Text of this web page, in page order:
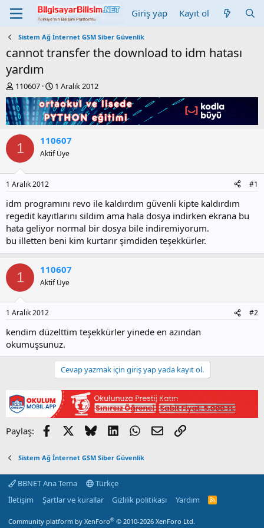
Giriş yap Kayıt ol
Sistem Ağ İnternet GSM Siber Güvenlik
cannot transfer the download to idm hatası
yardım
K
o
n
b
u
y
u
b
a
ş
l
a
t
a
n
110607
B
a
ş
l
a
n
g
a
r
i
1 Aralık 2012
1 110607
Aktif Üye
1 Aralık 2012 #1
idm programını revo ile kaldırdım güvenli kipte kaldırdım
regedit kayıtlarını sildim ama hala dosya indirken ekrana bu
hata geliyor normal bir dosya bile indiremiyorum.
bu illetten beni kim kurtarır şimdiden teşekkürler.
1 110607
Aktif Üye
1 Aralık 2012 #2
kendim düzelttim teşekkürler yinede en azından
okumuşsunuz.
Cevap yazmak için giriş yap yada kayıt ol.
Paylaş: Facebook BlueskyLinkedInWhatsApp
E-postaLink
Sistem Ağ İnternet GSM Siber Güvenlik
BBNET Ana Tema
Türkçe
İletişim
Şartlar ve kurallar Gizlilik politikası Yardım
R
Community platform by XenForo® © 2010-2026 XenForo Ltd.